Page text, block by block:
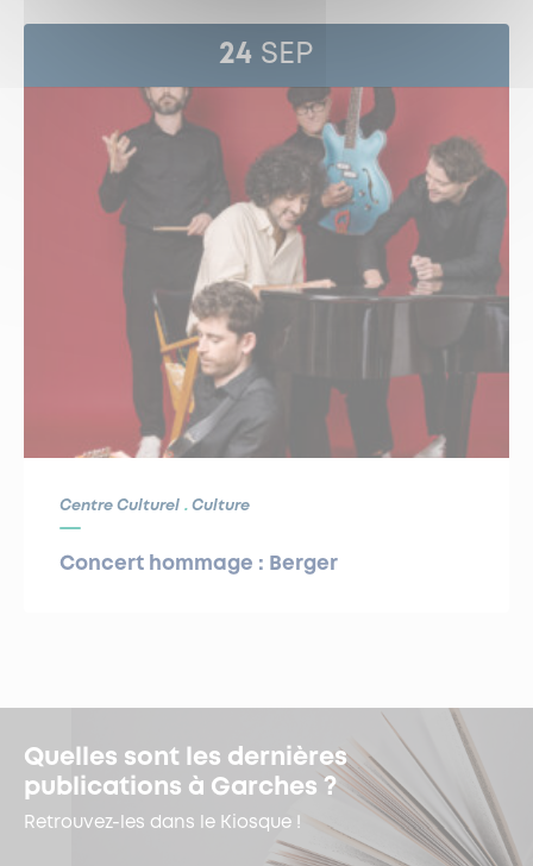
24 SEP
Centre Culturel Culture
Concert hommage : Berger
Quelles sont les dernières
publications à Garches ?
Retrouvez-les dans le Kiosque !